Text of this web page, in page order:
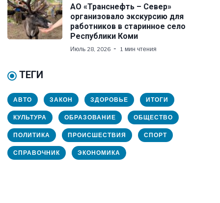
АО «Транснефть – Север»
организовало экскурсию для
работников в старинное село
Республики Коми
Июль 28, 2026 1 мин чтения
ТЕГИ
АВТО ЗАКОН ЗДОРОВЬЕ ИТОГИ
КУЛЬТУРА ОБРАЗОВАНИЕ ОБЩЕСТВО
ПОЛИТИКА ПРОИСШЕСТВИЯ СПОРТ
СПРАВОЧНИК ЭКОНОМИКА